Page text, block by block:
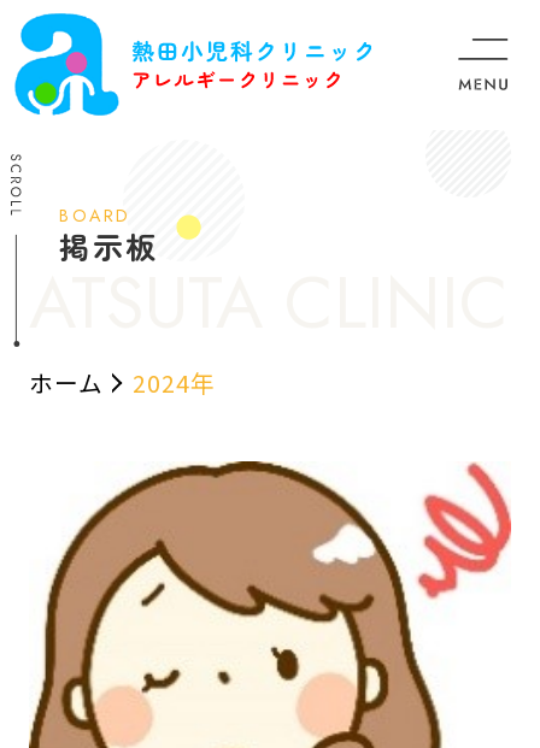
BOARD
掲示板
ホーム 2024年